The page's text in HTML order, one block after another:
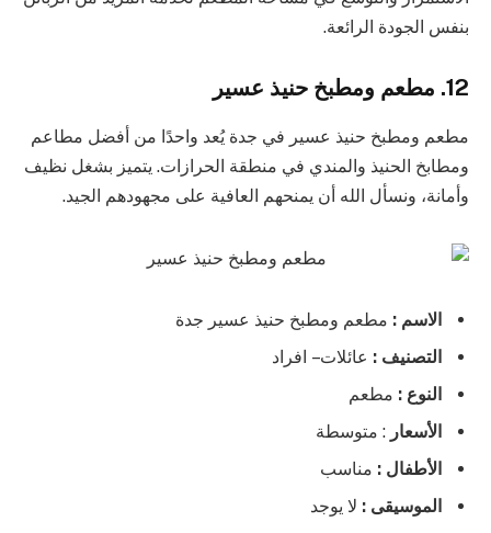
بنفس الجودة الرائعة.
12. مطعم ومطبخ حنيذ عسير
مطعم ومطبخ حنيذ عسير في جدة يُعد واحدًا من أفضل مطاعم
ومطابخ الحنيذ والمندي في منطقة الحرازات. يتميز بشغل نظيف
وأمانة، ونسأل الله أن يمنحهم العافية على مجهودهم الجيد.
الاسم : مطعم ومطبخ حنيذ عسير جدة
التصنيف : عائلات – افراد
النوع : مطعم
الأسعار : متوسطة
الأطفال : مناسب
الموسيقى : لا يوجد